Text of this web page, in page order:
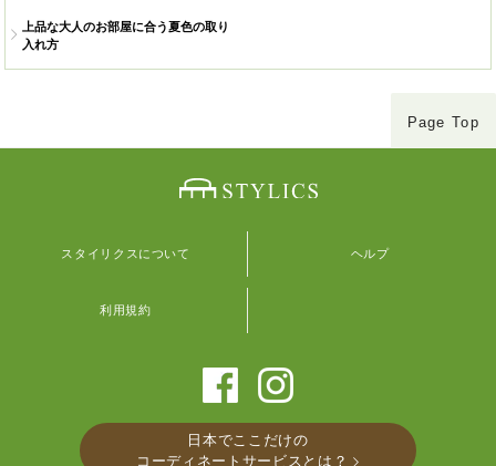
日本でここだけの
コーディネートサービスとは？
上品な大人のお部屋に合う夏色の取り
入れ方
Page Top
スタイリクスについて ヘルプ
利用規約